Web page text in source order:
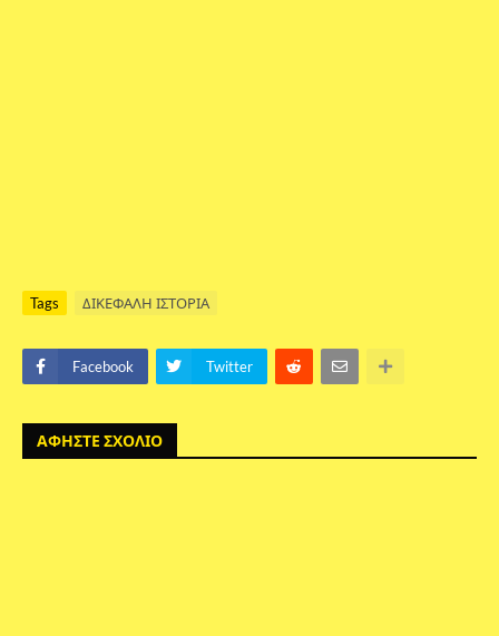
Tags ΔΙΚΕΦΑΛΗ ΙΣΤΟΡΙΑ
Facebook Twitter
ΑΦΗΣΤΕ ΣΧΟΛΙΟ